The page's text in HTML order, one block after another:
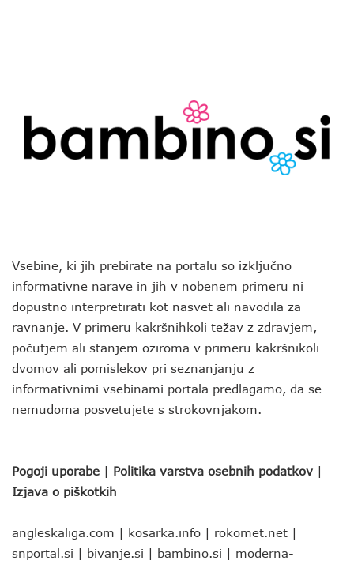
Vsebine, ki jih prebirate na portalu so izključno
informativne narave in jih v nobenem primeru ni
dopustno interpretirati kot nasvet ali navodila za
ravnanje. V primeru kakršnihkoli težav z zdravjem,
počutjem ali stanjem oziroma v primeru kakršnikoli
dvomov ali pomislekov pri seznanjanju z
informativnimi vsebinami portala predlagamo, da se
nemudoma posvetujete s strokovnjakom.
Pogoji uporabe | Politika varstva osebnih podatkov |
Izjava o piškotkih
angleskaliga.com | kosarka.info | rokomet.net |
snportal.si | bivanje.si | bambino.si | moderna-